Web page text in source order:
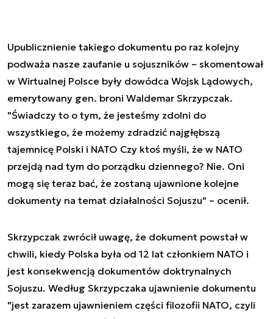
Upublicznienie takiego dokumentu po raz kolejny
podważa nasze zaufanie u sojuszników – skomentował
w Wirtualnej Polsce były dowódca Wojsk Lądowych,
emerytowany gen. broni Waldemar Skrzypczak.
"Świadczy to o tym, że jesteśmy zdolni do
wszystkiego, że możemy zdradzić najgłębszą
tajemnicę Polski i NATO Czy ktoś myśli, że w NATO
przejdą nad tym do porządku dziennego? Nie. Oni
mogą się teraz bać, że zostaną ujawnione kolejne
dokumenty na temat działalności Sojuszu" – ocenił.
Skrzypczak zwrócił uwagę, że dokument powstał w
chwili, kiedy Polska była od 12 lat członkiem NATO i
jest konsekwencją dokumentów doktrynalnych
Sojuszu. Według Skrzypczaka ujawnienie dokumentu
"jest zarazem ujawnieniem części filozofii NATO, czyli